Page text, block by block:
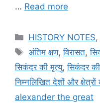
… Read more
Categories
HISTORY NOTES
Tags
अंतिम क्षण,विरासत,
सिकंदर की मृत्यु,सिकंदर
निम्नलिखित देशों और क्षेत्रों
alexander the great